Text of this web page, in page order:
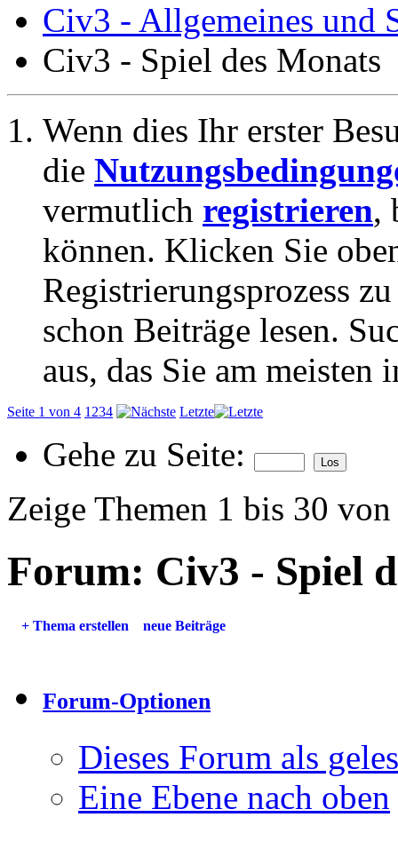
Civ3 - Allgemeines und
Civ3 - Spiel des Monats
Wenn dies Ihr erster
die
vermutlich registrieren,
können. Klicken Sie
Registrierungsprozess
schon Beiträge lesen.
aus, das Sie am meisten
Seite 1 von 4 1 234 Letzte
Gehe zu Seite:
Zeige Themen 1 bis 30
Forum: Civ3 - Spiel
+ Thema erstellen neue Beiträge
Forum-Optionen
Dieses Forum als
Eine Ebene nach oben